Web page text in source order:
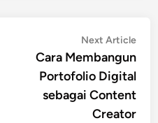
Next Article
Cara Membangun
Portofolio Digital
sebagai Content
Creator